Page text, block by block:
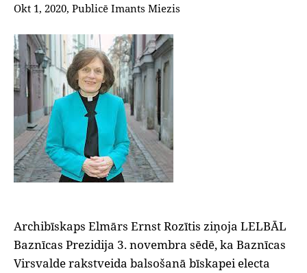
Okt 1, 2020, Publicē Imants Miezis
Archibīskaps Elmārs Ernst Rozītis ziņoja LELBĀL
Baznīcas Prezidija 3. novembra sēdē, ka Baznīcas
Virsvalde rakstveida balsošanā bīskapei electa